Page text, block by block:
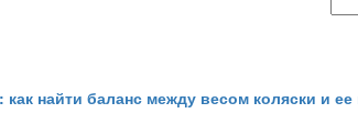
найти баланс между весом коляски и